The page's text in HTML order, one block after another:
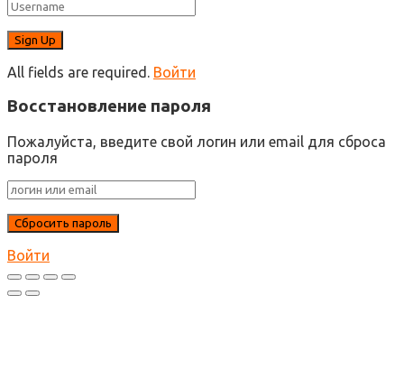
All fields are required. Войти
Восстановление пароля
Пожалуйста, введите свой логин или email для сброса
пароля
Войти